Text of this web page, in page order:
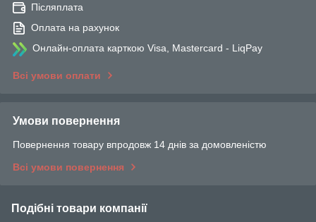
Післяплата
Оплата на рахунок
Онлайн-оплата карткою Visa, Mastercard - LiqPay
Всі умови оплати
Умови повернення
Повернення товару впродовж 14 днів за домовленістю
Всі умови повернення
Подібні товари компанії